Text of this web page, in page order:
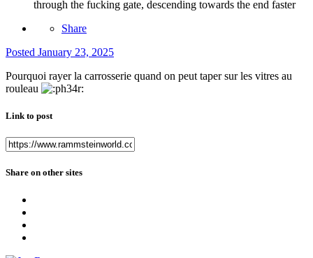
through the fucking gate, descending towards the end faster
Share
Posted January 23, 2025
Pourquoi rayer la carrosserie quand on peut taper sur les vitres au
rouleau
Link to post
Share on other sites